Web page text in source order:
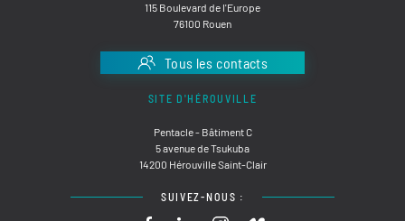
115 Boulevard de l'Europe
76100 Rouen
Tous les contacts
SITE D'HÉROUVILLE
Pentacle - Bâtiment C
5 avenue de Tsukuba
14200 Hérouville Saint-Clair
SUIVEZ-NOUS :